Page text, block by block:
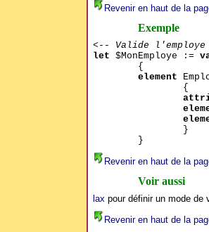
Revenir en haut de la
Exemple
<-- Valide l'employe
let $MonEmploye :=
{
element
{
}
}
Revenir en haut de la
Voir aussi
lax pour définir un mode de
Revenir en haut de la